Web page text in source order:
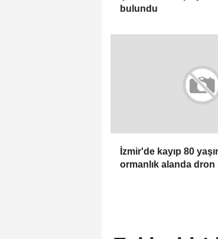
bulundu
İzmir'de kayıp 80
ormanlık alanda